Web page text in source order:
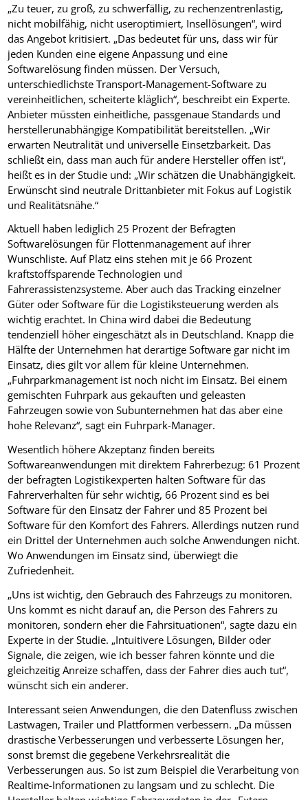
„Zu teuer, zu groß, zu schwerfällig, zu rechenzentrenlastig,
nicht mobilfähig, nicht useroptimiert, Insellösungen“, wird
das Angebot kritisiert. „Das bedeutet für uns, dass wir für
jeden Kunden eine eigene Anpassung und eine
Softwarelösung finden müssen. Der Versuch,
unterschiedlichste Transport-Management-Software zu
vereinheitlichen, scheiterte kläglich“, beschreibt ein Experte.
Anbieter müssten einheitliche, passgenaue Standards und
herstellerunabhängige Kompatibilität bereitstellen. „Wir
erwarten Neutralität und universelle Einsetzbarkeit. Das
schließt ein, dass man auch für andere Hersteller offen ist“,
heißt es in der Studie und: „Wir schätzen die Unabhängigkeit.
Erwünscht sind neutrale Drittanbieter mit Fokus auf Logistik
und Realitätsnähe.“
Aktuell haben lediglich 25 Prozent der Befragten
Softwarelösungen für Flottenmanagement auf ihrer
Wunschliste. Auf Platz eins stehen mit je 66 Prozent
kraftstoffsparende Technologien und
Fahrerassistenzsysteme. Aber auch das Tracking einzelner
Güter oder Software für die Logistiksteuerung werden als
wichtig erachtet. In China wird dabei die Bedeutung
tendenziell höher eingeschätzt als in Deutschland. Knapp die
Hälfte der Unternehmen hat derartige Software gar nicht im
Einsatz, dies gilt vor allem für kleine Unternehmen.
„Fuhrparkmanagement ist noch nicht im Einsatz. Bei einem
gemischten Fuhrpark aus gekauften und geleasten
Fahrzeugen sowie von Subunternehmen hat das aber eine
hohe Relevanz“, sagt ein Fuhrpark-Manager.
Wesentlich höhere Akzeptanz finden bereits
Softwareanwendungen mit direktem Fahrerbezug: 61 Prozent
der befragten Logistikexperten halten Software für das
Fahrerverhalten für sehr wichtig, 66 Prozent sind es bei
Software für den Einsatz der Fahrer und 85 Prozent bei
Software für den Komfort des Fahrers. Allerdings nutzen rund
ein Drittel der Unternehmen auch solche Anwendungen nicht.
Wo Anwendungen im Einsatz sind, überwiegt die
Zufriedenheit.
„Uns ist wichtig, den Gebrauch des Fahrzeugs zu monitoren.
Uns kommt es nicht darauf an, die Person des Fahrers zu
monitoren, sondern eher die Fahrsituationen“, sagte dazu ein
Experte in der Studie. „Intuitivere Lösungen, Bilder oder
Signale, die zeigen, wie ich besser fahren könnte und die
gleichzeitig Anreize schaffen, dass der Fahrer dies auch tut“,
wünscht sich ein anderer.
Interessant seien Anwendungen, die den Datenfluss zwischen
Lastwagen, Trailer und Plattformen verbessern. „Da müssen
drastische Verbesserungen und verbesserte Lösungen her,
sonst bremst die gegebene Verkehrsrealität die
Verbesserungen aus. So ist zum Beispiel die Verarbeitung von
Realtime-Informationen zu langsam und zu schlecht. Die